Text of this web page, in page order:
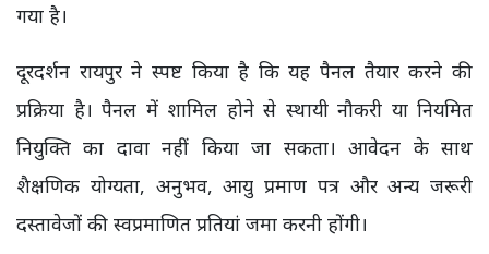
गया है।
दूरदर्शन रायपुर ने स्पष्ट किया है कि यह पैनल तैयार करने की
प्रक्रिया है। पैनल में शामिल होने से स्थायी नौकरी या नियमित
नियुक्ति का दावा नहीं किया जा सकता। आवेदन के साथ
शैक्षणिक योग्यता, अनुभव, आयु प्रमाण पत्र और अन्य जरूरी
दस्तावेजों की स्वप्रमाणित प्रतियां जमा करनी होंगी।